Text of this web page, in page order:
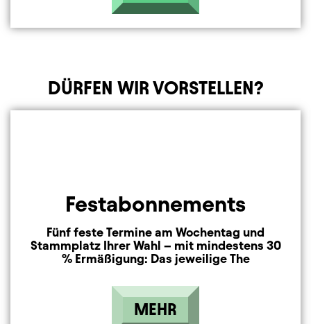
DÜRFEN WIR VORSTELLEN?
Festabonnements
Fünf feste Termine am Wochentag und
Stammplatz Ihrer Wahl – mit mindestens 30
% Ermäßigung: Das jeweilige The
MEHR